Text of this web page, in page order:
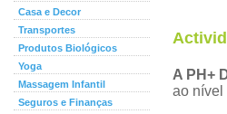
Casa e Decor
Transportes
Produtos Biológicos
Yoga
Massagem Infantil
Seguros e Finanças
A PH+
ao nível